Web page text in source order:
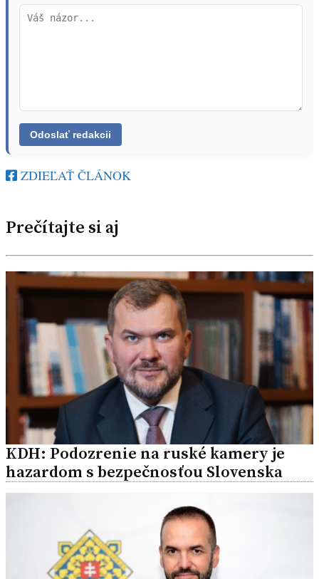
ZDIEĽAŤ ČLÁNOK
Prečítajte si aj
KDH: Podozrenie na ruské kamery je
hazardom s bezpečnosťou Slovenska